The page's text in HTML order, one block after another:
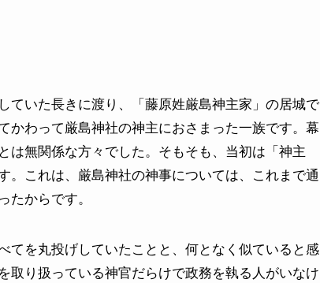
ていた長きに渡り、「藤原姓厳島神主家」の居城で
かわって厳島神社の神主におさまった一族です。幕
は無関係な方々でした。そもそも、当初は「神主
これは、厳島神社の神事については、これまで通
からです。
てを丸投げしていたことと、何となく似ていると感
取り扱っている神官だらけで政務を執る人がいなけ